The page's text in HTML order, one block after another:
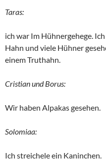
Taras:
ich war Im Hühnergehege.
Hahn und viele Hühner
einem Truthahn.
Cristian und Borus:
Wir haben Alpakas gesehen.
Solomiaa:
Ich streichele ein Kaninchen.